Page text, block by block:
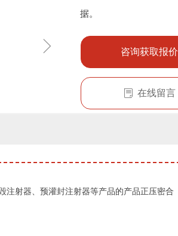
据。
咨询获取报价
ꁇ
ꂓ 在线留言
注射器、预灌封注射器等产品的产品正压密合